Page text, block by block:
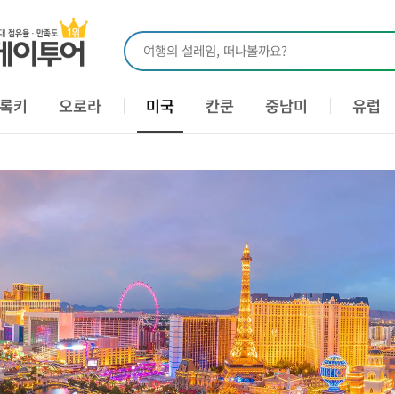
여행의 설레임, 떠나볼까요?
키 오로라 미국 칸쿤 중남미 유럽